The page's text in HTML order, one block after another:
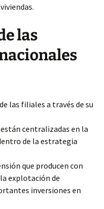
las
las filiales a través de su
centralizadas en la
de la estrategia
que producen con
explotación de
inversiones en